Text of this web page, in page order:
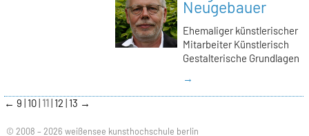
Neugebauer
Ehemaliger künstlerischer
Mitarbeiter Künstlerisch
Gestalterische Grundlagen
→
← 9 10 11 12 13 →
© 2008 – 2026 weißensee kunsthochschule berlin